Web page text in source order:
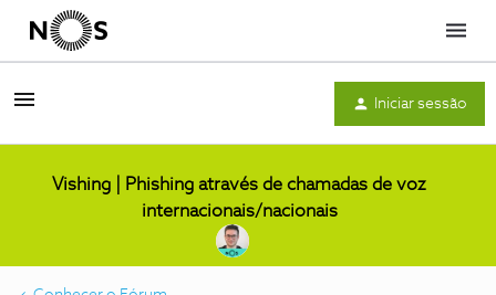
Menu
Iniciar sessão
Vishing | Phishing através de chamadas de voz
internacionais/nacionais